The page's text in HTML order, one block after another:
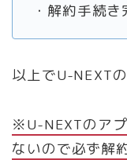
・解約手続
以上でU-NEXT
※U-NEXTのア
ないので必ず解